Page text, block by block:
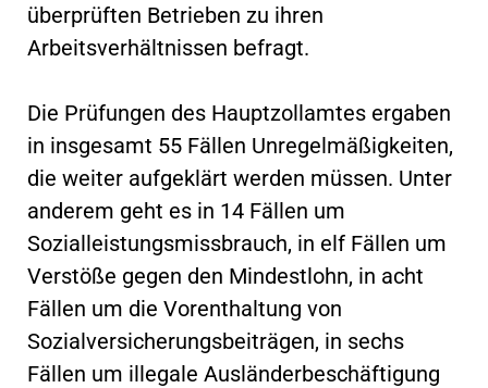
überprüften Betrieben zu ihren
Arbeitsverhältnissen befragt.
Die Prüfungen des Hauptzollamtes ergaben
in insgesamt 55 Fällen Unregelmäßigkeiten,
die weiter aufgeklärt werden müssen. Unter
anderem geht es in 14 Fällen um
Sozialleistungsmissbrauch, in elf Fällen um
Verstöße gegen den Mindestlohn, in acht
Fällen um die Vorenthaltung von
Sozialversicherungsbeiträgen, in sechs
Fällen um illegale Ausländerbeschäftigung